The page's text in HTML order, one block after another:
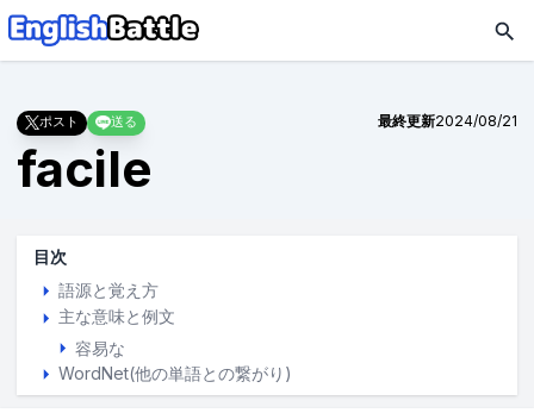
ポスト 送る 最終更新2024/08/21
facile
目次
語源と覚え方
主な意味と例文
容易な
WordNet(他の単語との繋がり)